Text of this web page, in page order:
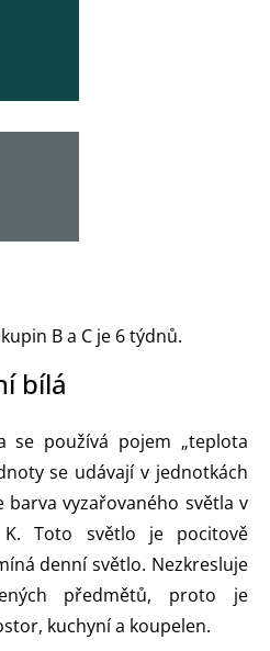
B a C je 6 týdnů.
bílá
se používá pojem „teplota
se udávají v jednotkách
barva vyzařovaného světla v
Toto světlo je pocitově
denní světlo. Nezkresluje
předmětů, proto je
kuchyní a koupelen.